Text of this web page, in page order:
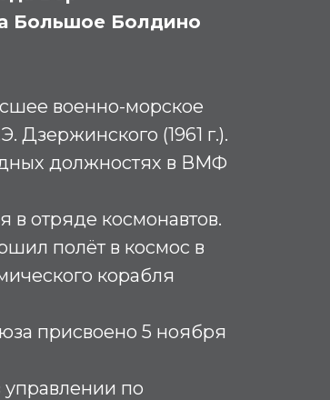
Большое Болдино
военно-морское
(1961 г.).
должностях в ВМФ
в отряде космонавтов.
полёт в космос в
корабля
присвоено 5 ноября
управлении по